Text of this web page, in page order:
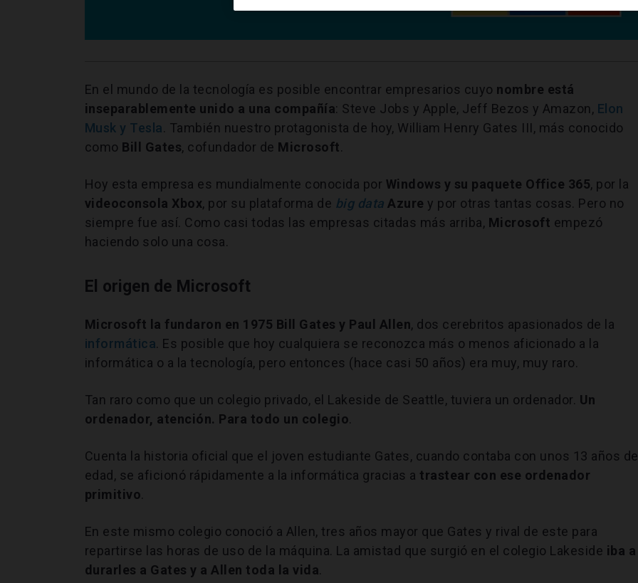
En el mundo de la tecnología es posible encontrar empresarios cuyo nombre está
inseparablemente unido a una compañía: Steve Jobs y Apple, Jeff Bezos y Amazon, Elon
Musk y Tesla. También nuestro protagonista de hoy, William Henry Gates III, más conocido
como Bill Gates, cofundador de Microsoft.
Hoy esta empresa es mundialmente conocida por Windows y su paquete Office 365, por la
videoconsola Xbox, por su plataforma de big data Azure y por otras tantas cosas. Pero no
siempre fue así. Como casi todas las empresas citadas más arriba, Microsoft empezó
haciendo solo una cosa.
El origen de Microsoft
Microsoft la fundaron en 1975 Bill Gates y Paul Allen, dos cerebritos apasionados de la
informática. Es posible que hoy cualquiera se reconozca más o menos aficionado a la
informática o a la tecnología, pero entonces (hace casi 50 años) era muy, muy raro.
Tan raro como que un colegio privado, el Lakeside de Seattle, tuviera un ordenador. Un
ordenador, atención. Para todo un colegio.
Cuenta la historia oficial que el joven estudiante Gates, cuando contaba con unos 13 años de
edad, se aficionó rápidamente a la informática gracias a trastear con ese ordenador
primitivo.
En este mismo colegio conoció a Allen, tres años mayor que Gates y rival de este para
repartirse las horas de uso de la máquina. La amistad que surgió en el colegio Lakeside iba a
durarles a Gates y a Allen toda la vida.